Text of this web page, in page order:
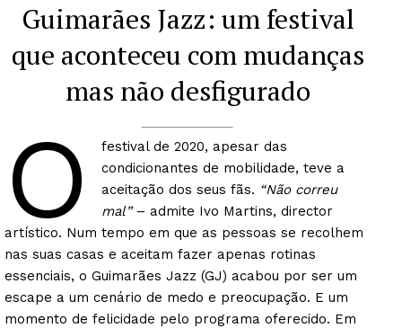
Guimarães Jazz: um festival
que aconteceu com mudanças
mas não desfigurado
O
festival de 2020, apesar das
condicionantes de mobilidade, teve a
aceitação dos seus fãs. “Não correu
mal”– admite Ivo Martins, director
artístico. Num tempo em que as pessoas se recolhem
nas suas casas e aceitam fazer apenas rotinas
essenciais, o Guimarães Jazz (GJ) acabou por ser um
escape a um cenário de medo e preocupação. E um
momento de felicidade pelo programa oferecido. Em